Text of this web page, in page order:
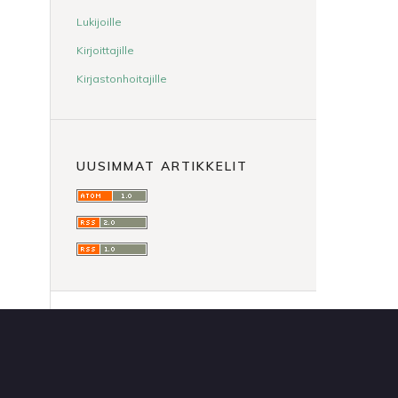
Lukijoille
Kirjoittajille
Kirjastonhoitajille
UUSIMMAT ARTIKKELIT